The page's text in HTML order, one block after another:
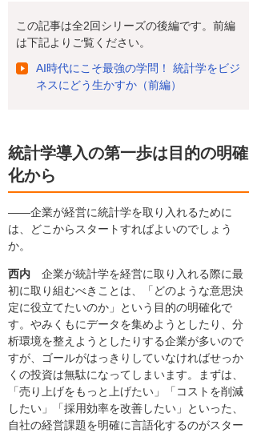
この記事は全2回シリーズの後編です。前編
は下記よりご覧ください。
AI時代にこそ最強の学問！ 統計学をビジ
ネスにどう生かすか（前編）
統計学導入の第一歩は目的の明確
化から
――企業が経営に統計学を取り入れるために
は、どこからスタートすればよいのでしょう
か。
西内 企業が統計学を経営に取り入れる際に最
初に取り組むべきことは、「どのような意思決
定に役立てたいのか」という目的の明確化で
す。やみくもにデータを集めようとしたり、分
析環境を整えようとしたりする企業が多いので
すが、ゴールがはっきりしていなければせっか
くの投資は無駄になってしまいます。まずは、
「売り上げをもっと上げたい」「コストを削減
したい」「採用効率を改善したい」といった、
自社の経営課題を明確に言語化するのがスター